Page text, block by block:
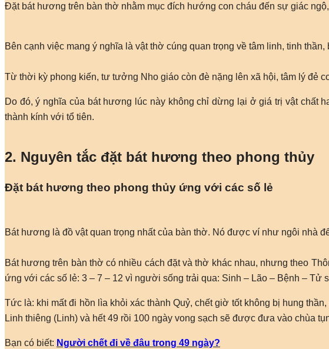
Đặt bát hương trên bàn thờ nhằm mục đích hướng con cháu đến sự giác
Bên cạnh việc mang ý nghĩa là vật thờ cúng quan trọng về tâm linh, tinh
Từ thời kỳ phong kiến, tư tưởng Nho giáo còn đè nặng lên xã hội, tâm lý đẻ
Do đó, ý nghĩa của bát hương lúc này không chỉ dừng lại ở giá trị vật chất
thành kính với tổ tiên.
2. Nguyên tắc đặt bát hương theo phong thủy
Đặt bát hương theo phong thủy ứng với các số lẻ
Bát hương là đồ vật quan trọng nhất của bàn thờ. Nó được ví như ngôi nhà
Bát hương trên bàn thờ có nhiều cách đặt và thờ khác nhau, nhưng theo
ứng với các số lẻ: 3 – 7 – 12 vì người sống trải qua: Sinh – Lão – Bệnh – Tử
Tức là: khi mất đi hồn lìa khỏi xác thành Quỷ, chết giờ tốt không bị hung
Linh thiêng (Linh) và hết 49 rồi 100 ngày vong sạch sẽ được đưa vào chùa
Bạn có biết: Người chết đi về đâu trong 49 ngày?